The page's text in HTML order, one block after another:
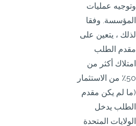
وتوجيه عمليات
المؤسسة. وفقا
لذلك ، يتعين على
مقدم الطلب
امتلاك أكثر من
50٪ من الاستثمار
(ما لم يكن مقدم
الطلب يدخل
الولايات المتحدة